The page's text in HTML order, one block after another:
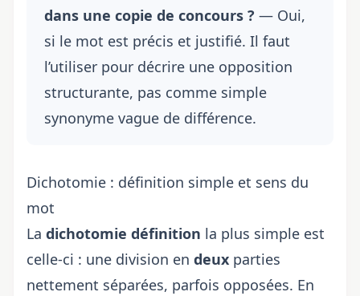
dans une copie de concours ? — Oui,
si le mot est précis et justifié. Il faut
l’utiliser pour décrire une opposition
structurante, pas comme simple
synonyme vague de différence.
Dichotomie : définition simple et sens du
mot
La dichotomie définition la plus simple est
celle-ci : une division en deux parties
nettement séparées, parfois opposées. En